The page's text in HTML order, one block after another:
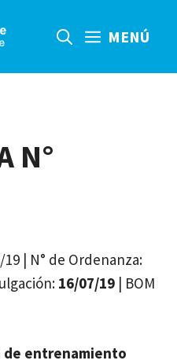
MENÚ
N°
19 | N° de Ordenanza:
16/07/19 | BOM
de entrenamiento